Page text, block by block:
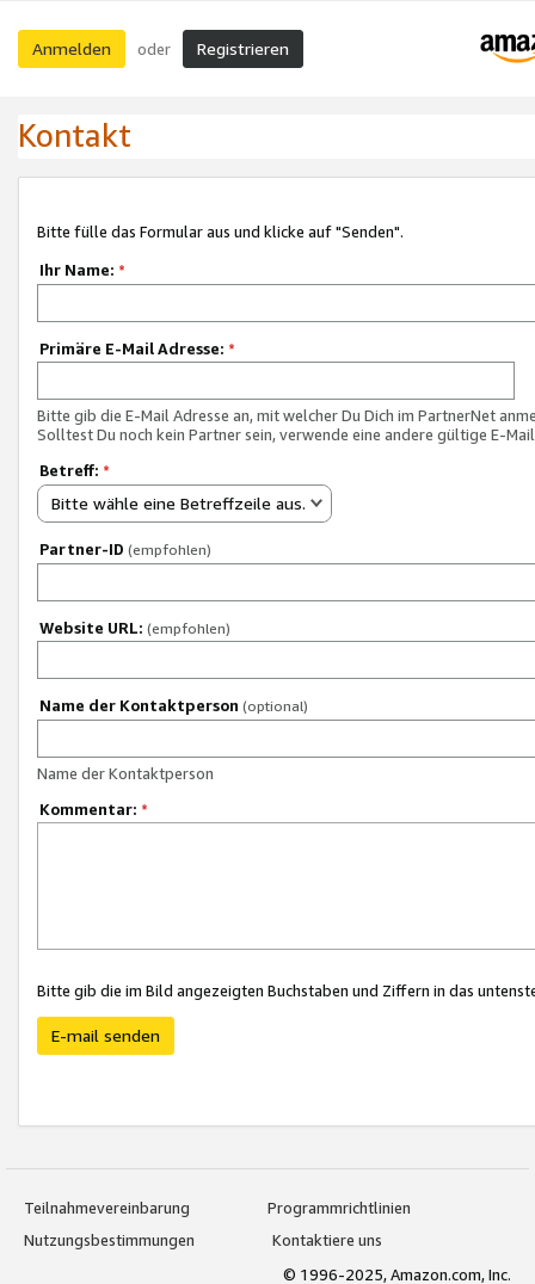
Anmelden oder Registrieren
Kontakt
Bitte fülle das Formular aus und klicke auf "Senden".
Ihr Name: *
Primäre E-Mail Adresse: *
Bitte gib die E-Mail Adresse an, mit welcher Du Dich im PartnerNet
Solltest Du noch kein Partner sein, verwende eine andere gültige E-
Betreff: *
Bitte wähle eine Betreffzeile aus.
Partner-ID (empfohlen)
Website URL: (empfohlen)
Name der Kontaktperson (optional)
Name der Kontaktperson
Kommentar: *
Bitte gib die im Bild angezeigten Buchstaben und Ziffern in das
E-mail senden
Teilnahmevereinbarung
Programmrichtlinien
Nutzungsbestimmungen
Kontaktiere uns
© 1996-2025, Amazon.com, Inc.